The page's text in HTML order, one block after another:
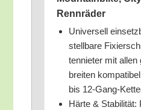
Rennräder
Uni­ver­sell
stell­ba­re
ten­nie­ter mit
brei­ten
bis 12-Gang-
Här­te & Sta­bi­li­tät: